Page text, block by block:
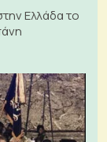
Ελλάδα το